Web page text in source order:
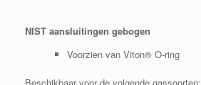
NIST aansluitingen gebogen
Voorzien van Viton® O-ring